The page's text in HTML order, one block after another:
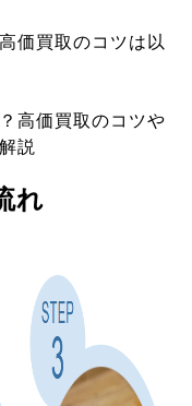
価買取のコツは以
高価買取のコツや
説
れ